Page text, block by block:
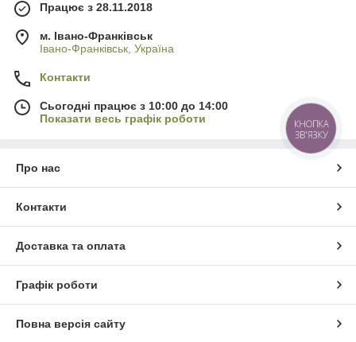
Працює з 28.11.2018
м. Івано-Франківськ
Івано-Франківськ, Україна
Контакти
Сьогодні працює з 10:00 до 14:00
Показати весь графік роботи
Про нас
Контакти
Доставка та оплата
Графік роботи
Повна версія сайту
КНОПКА
ЗВ'ЯЗКУ